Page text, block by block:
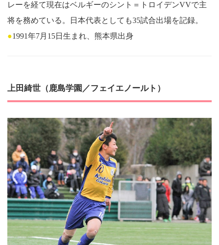
レーを経て現在はベルギーのシント＝トロイデンVVで主
将を務めている。日本代表としても35試合出場を記録。
●1991年7月15日生まれ、熊本県出身
上田綺世（鹿島学園／フェイエノールト）